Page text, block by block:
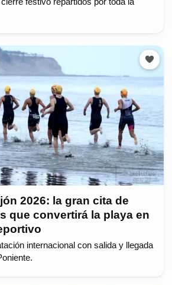
2026: la gran cita de
que convertirá la playa en
internacional con salida y llegada